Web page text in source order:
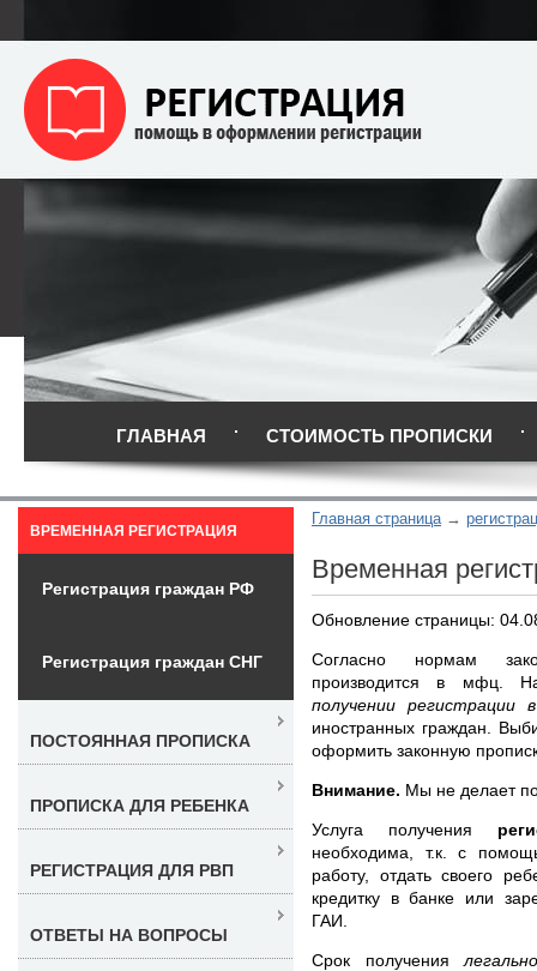
ГЛАВНАЯ СТОИМОСТЬ ПРОПИСКИ
Главная страница
Временная
Обновление страницы:
Согласно нормам
производится в мфц.
получении регистрации
иностранных граждан.
оформить законную
Внимание. Мы не делает
Услуга получения
необходима, т.к. с
работу, отдать своего
кредитку в банке или
ГАИ.
Срок получения
ВРЕМЕННАЯ РЕГИСТРАЦИЯ
Регистрация граждан РФ
Регистрация граждан СНГ
ПОСТОЯННАЯ ПРОПИСКА
ПРОПИСКА ДЛЯ РЕБЕНКА
РЕГИСТРАЦИЯ ДЛЯ РВП
ОТВЕТЫ НА ВОПРОСЫ